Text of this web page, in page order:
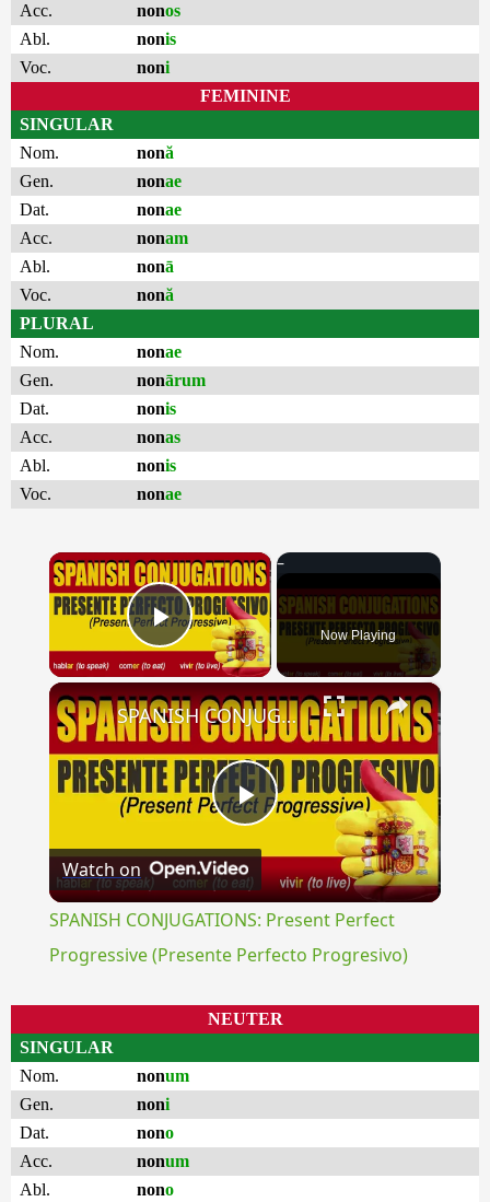
Acc.
nonos
Abl.
nonis
Voc.
noni
FEMININE
SINGULAR
Nom.
nonă
Gen.
nonae
Dat.
nonae
Acc.
nonam
Abl.
nonā
Voc.
nonă
PLURAL
Nom.
nonae
Gen.
nonārum
Dat.
nonis
Acc.
nonas
Abl.
nonis
Voc.
nonae
×
Play Video Now Playing
×
Play
Video
SPANISH CONJUGATIONS: Present Perfect Progressive (Presente Perfecto Progresivo)
Watch on
SPANISH CONJUGATIONS: Present Perfect
Progressive (Presente Perfecto Progresivo)
NEUTER
SINGULAR
Nom.
nonum
Gen.
noni
Dat.
nono
Acc.
nonum
Abl.
nono